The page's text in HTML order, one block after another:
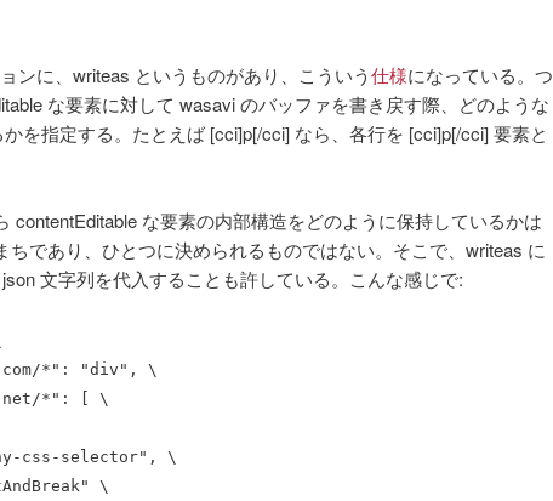
ンに、writeas というものがあり、こういう仕様になっている。つ
な要素に対して wasavi のバッファを書き戻す際、どのような
を指定する。たとえば [cci]p[/cci] なら、各行を [cci]p[/cci] 要素と
contentEditable な要素の内部構造をどのように保持しているかは
ちであり、ひとつに決められるものではない。そこで、writeas に
文字列を代入することも許している。こんな感じで:
*": "div", \
*": [ \
css-selector", \
\